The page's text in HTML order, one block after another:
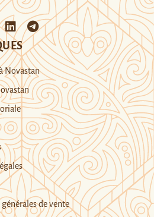
Novastan
de vente